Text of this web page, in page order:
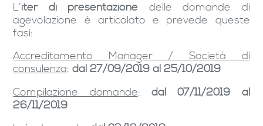
L’iter di presentazione delle domande di
agevolazione è articolato e prevede queste
fasi:
Accreditamento Manager / Società di
consulenza:dal 27/09/2019 al 25/10/2019
Compilazione domande: dal 07/11/2019 al
26/11/2019